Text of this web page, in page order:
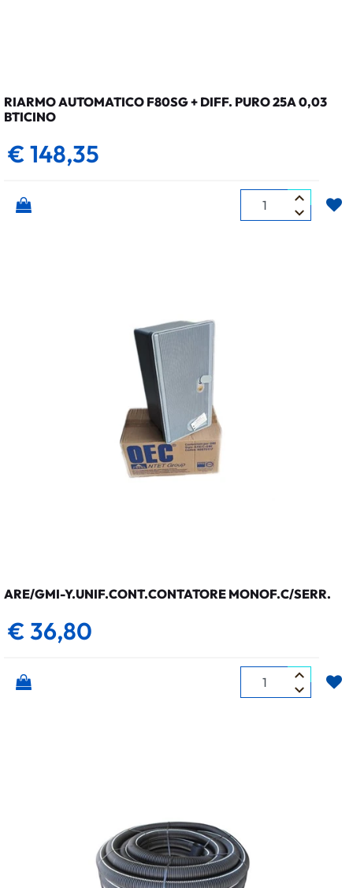
RIARMO AUTOMATICO F80SG + DIFF. PURO 25A 0,03
BTICINO
€ 148,35
Quantità
ARE/GMI-Y.UNIF.CONT.CONTATORE MONOF.C/SERR.
€ 36,80
Quantità